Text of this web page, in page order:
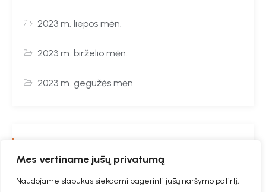
Mes vertiname jūsų privatumą
Naudojame slapukus siekdami pagerinti jūsų naršymo patirtį,
2023 m. liepos mėn.
2023 m. birželio mėn.
2023 m. gegužės mėn.